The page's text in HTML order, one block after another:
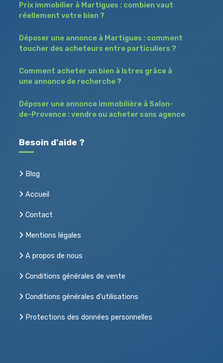
Prix immobilier à Martigues : combien vaut
réellement votre bien ?
Déposer une annonce à Martigues : comment
toucher des acheteurs entre particuliers ?
Comment acheter un bien à Istres grâce à
une annonce de recherche ?
Déposer une annonce immobilière à Salon-
de-Provence : vendre ou acheter sans agence
Besoin d'aide ?
Blog
Accueil
Contact
Mentions légales
A propos de nous
Conditions générales de vente
Conditions générales d'utilisations
Protections des données personnelles